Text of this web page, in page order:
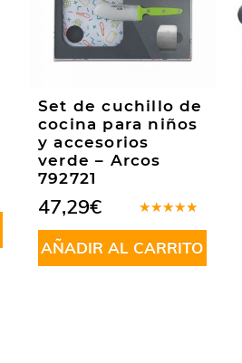
Set de cuchillo de
cocina para niños
y accesorios
verde – Arcos
792721
en5.00de
5
47,29€
AÑADIR AL CARRITO